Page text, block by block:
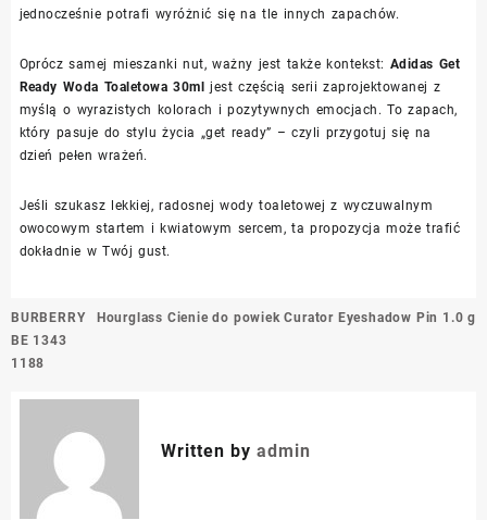
jednocześnie potrafi wyróżnić się na tle innych zapachów.
Oprócz samej mieszanki nut, ważny jest także kontekst: Adidas Get
Ready Woda Toaletowa 30ml jest częścią serii zaprojektowanej z
myślą o wyrazistych kolorach i pozytywnych emocjach. To zapach,
który pasuje do stylu życia „get ready” – czyli przygotuj się na
dzień pełen wrażeń.
Jeśli szukasz lekkiej, radosnej wody toaletowej z wyczuwalnym
owocowym startem i kwiatowym sercem, ta propozycja może trafić
dokładnie w Twój gust.
Nawigacja
wpisu
BURBERRY
BE 1343
1188
Hourglass Cienie do powiek Curator Eyeshadow Pin 1.0 g
Written by admin